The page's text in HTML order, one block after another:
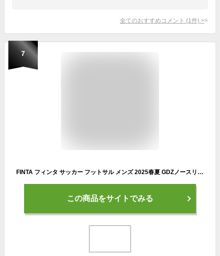
全てのおすすめコメント (1 件) >
7
FINTA フィンタ サッカー フットサル メンズ 2025春夏 GDZノースリーブシャツ 吸水速乾 S〜XOサイズ FT4415
この商品をサイトでみる